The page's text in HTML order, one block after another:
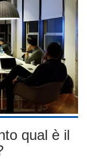
qual è il